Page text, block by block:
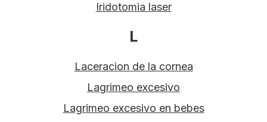
Iridotomia laser
L
Laceracion de la cornea
Lagrimeo excesivo
Lagrimeo excesivo en bebes